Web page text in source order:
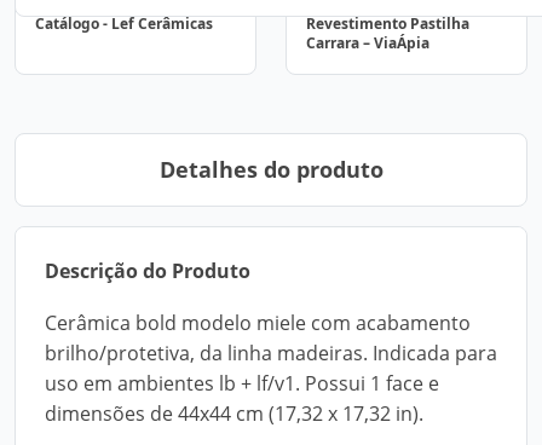
Catálogo - Lef Cerâmicas
Revestimento Pastilha
Carrara – ViaÁpia
Detalhes do produto
Descrição do Produto
Cerâmica bold modelo miele com acabamento
brilho/protetiva, da linha madeiras. Indicada para
uso em ambientes lb + lf/v1. Possui 1 face e
dimensões de 44x44 cm (17,32 x 17,32 in).